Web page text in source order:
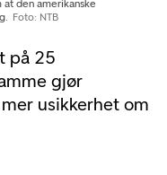
på 25
gjør
usikkerhet om
at den amerikanske
Foto: NTB